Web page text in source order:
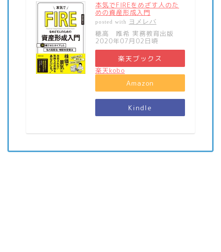
本気でFIREをめざす人のた
めの資産形成入門
posted with ヨメレバ
穂高 唯希 実務教育出版
2020年07月02日頃
楽天ブックス
楽天kobo
Amazon
Kindle